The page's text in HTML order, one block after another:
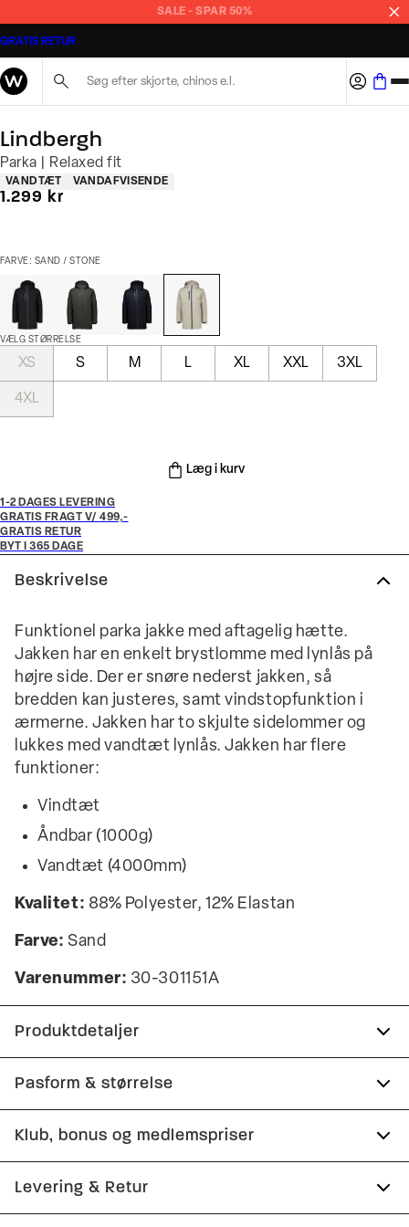
SALE - SPAR 50%
GRATIS RETUR
Lindbergh
Parka | Relaxed fit
Produkt egenskaber
VANDTÆT VANDAFVISENDE
I alt (inkl. rabat)
1.299 kr
FARVE: SAND / STONE
VÆLG STØRRELSE
XS S M L XL XXL 3XL
4XL
Læg i kurv
1-2 DAGES LEVERING
GRATIS FRAGT V/ 499,-
GRATIS RETUR
BYT I 365 DAGE
Beskrivelse
Funktionel parka jakke med aftagelig hætte.
Jakken har en enkelt brystlomme med lynlås på
højre side. Der er snøre nederst jakken, så
bredden kan justeres, samt vindstopfunktion i
ærmerne. Jakken har to skjulte sidelommer og
lukkes med vandtæt lynlås. Jakken har flere
funktioner:
Vindtæt
Åndbar (1000g)
Vandtæt (4000mm)
Kvalitet: 88% Polyester, 12% Elastan
Farve: Sand
Varenummer: 30-301151A
Produktdetaljer
To inderlommer.
Størrelsen nederst i jakken kan justeres med
snøre.
Aftagelig hætte.
Jakken er vindtæt.
Pasform & størrelse
Fit:Relaxed fit
Størrelsesguide
Klub, bonus og medlemspriser
Tilmeld dig Club Wagner helt gratis.
Levering & Retur